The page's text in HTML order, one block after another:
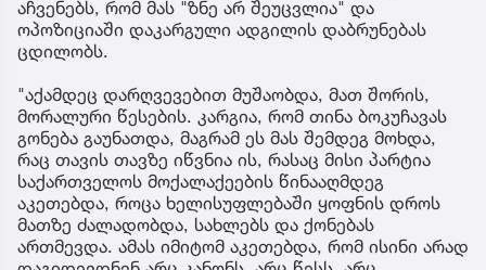
აჩვენებს, რომ მას "ზნე არ შეუცვლია" და
ოპოზიციაში დაკარგული ადგილის დაბრუნებას
ცდილობს.
"აქამდეც დარღვევებით მუშაობდა, მათ შორის,
მორალური წესების. კარგია, რომ თინა ბოკუჩავას
გონება გაუნათდა, მაგრამ ეს მას შემდეგ მოხდა,
რაც თავის თავზე იწვნია ის, რასაც მისი პარტია
საქართველოს მოქალაქეების წინააღმდეგ
აკეთებდა, როცა ხელისუფლებაში ყოფნის დროს
მათზე ძალადობდა, სახლებს და ქონებას
ართმევდა. ამას იმიტომ აკეთებდა, რომ ისინი არად